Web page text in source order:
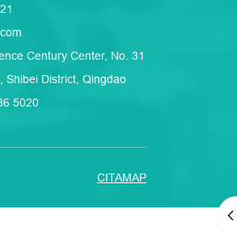
Century Center, No. 31
Shibei District, Qingdao
5020
CITAMAP